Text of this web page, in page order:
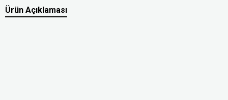
Ürün Açıklaması